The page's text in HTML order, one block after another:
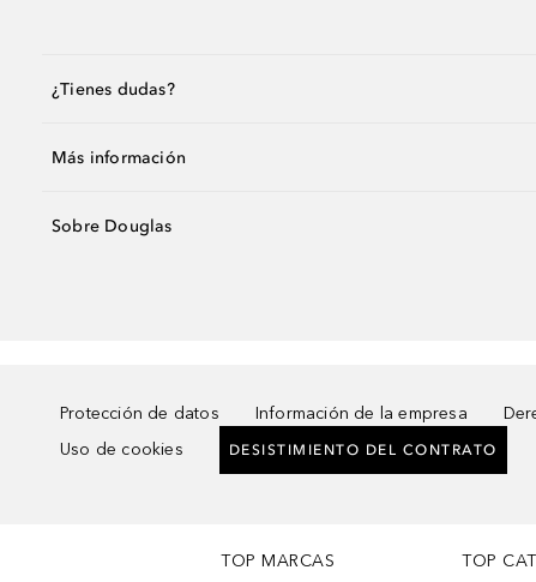
¿Tienes dudas?
Más información
Sobre Douglas
Protección de datos Información de la empresa
Uso de cookies
DESISTIMIENTO DEL CONTRATO
TOP MARCAS TOP